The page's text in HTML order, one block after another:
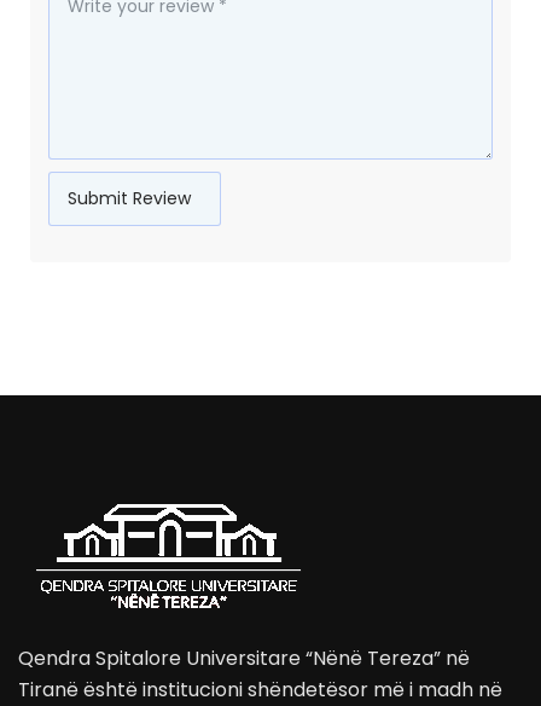
Qendra Spitalore Universitare “Nënë Tereza” në
Tiranë është institucioni shëndetësor më i madh në